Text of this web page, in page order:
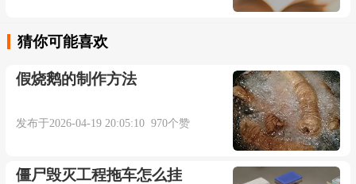
猜你可能喜欢
假烧鹅的制作方法
发布于2026-04-19 20:05:10 970个赞
僵尸毁灭工程拖车怎么挂